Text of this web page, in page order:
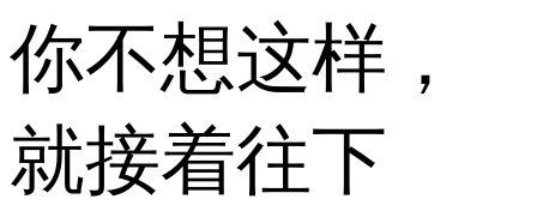
你不想这样，
就接着往下